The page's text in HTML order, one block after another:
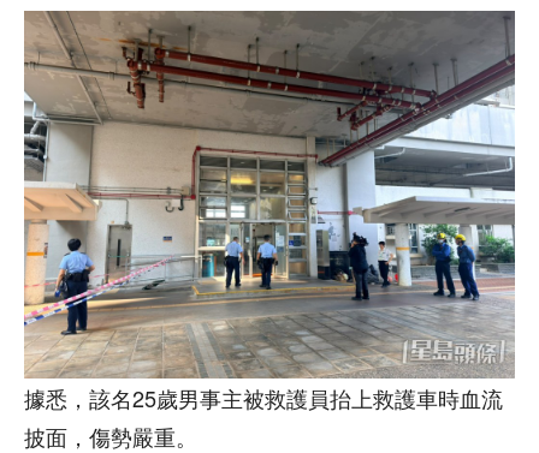
據悉，該名25歲男事主被救護員抬上救護車時血流
披面，傷勢嚴重。